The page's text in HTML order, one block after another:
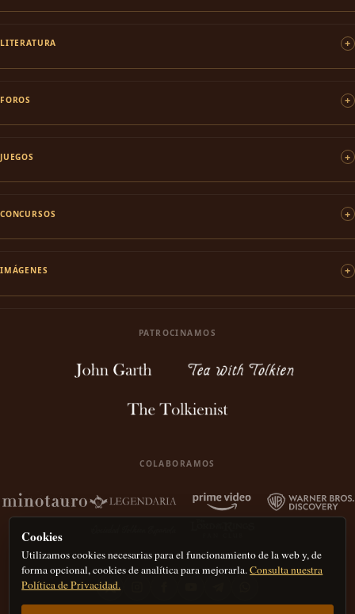
LITERATURA
FOROS
JUEGOS
CONCURSOS
IMÁGENES
PATROCINAMOS
COLABORAMOS
Cookies
Utilizamos cookies necesarias para el funcionamiento de la web y, de
forma opcional, cookies de analítica para mejorarla.Consulta nuestra
Política de Privacidad.